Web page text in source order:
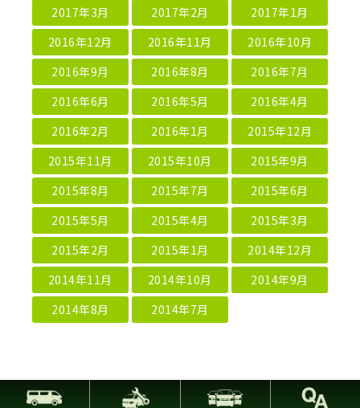
2017年3月
2017年2月
2017年1月
2016年12月
2016年11月
2016年10月
2016年9月
2016年8月
2016年7月
2016年6月
2016年5月
2016年4月
2016年2月
2016年1月
2015年12月
2015年11月
2015年10月
2015年9月
2015年8月
2015年7月
2015年6月
2015年5月
2015年4月
2015年3月
2015年2月
2015年1月
2014年12月
2014年11月
2014年10月
2014年9月
2014年8月
2014年7月